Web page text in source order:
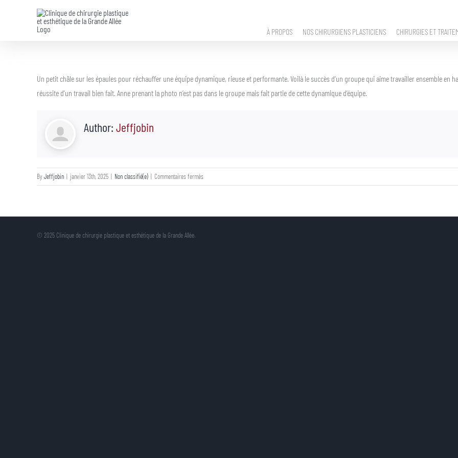
À PROPOS NOS CHIRURGIENS PLASTICIENS CHIRURGIES ET
Un petit châle sur les épaules pour réchauffer une équipe dynamique, rieuse et performante. Voilà le succès d’un groupe qui aime travailler ensemble
réussite d’un travail bien fait. Anne prenant la photo n’est pas dans le groupe mais fait partie de cette dynamique d’équipe.
Author: Jeffjobin
ByJeffjobin | janvier 13th, 2025 | Non classifié(e) | Commentaires ferméssur
© 2025 Clinique de chirurgie plastique et esthétique de la Grande Allée.